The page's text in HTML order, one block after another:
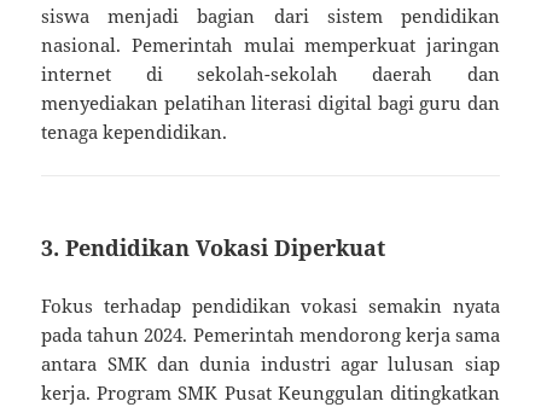
siswa menjadi bagian dari sistem pendidikan
nasional. Pemerintah mulai memperkuat jaringan
internet di sekolah-sekolah daerah dan
menyediakan pelatihan literasi digital bagi guru dan
tenaga kependidikan.
3.Pendidikan Vokasi Diperkuat
Fokus terhadap pendidikan vokasi semakin nyata
pada tahun 2024. Pemerintah mendorong kerja sama
antara SMK dan dunia industri agar lulusan siap
kerja. Program SMK Pusat Keunggulan ditingkatkan